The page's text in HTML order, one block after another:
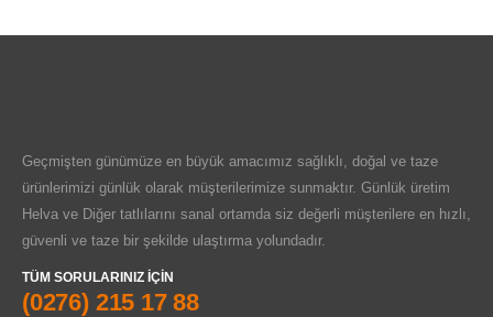
Geçmişten günümüze en büyük amacımız sağlıklı, doğal ve taze
ürünlerimizi günlük olarak müşterilerimize sunmaktır. Günlük üretim
Helva ve Diğer tatlılarını sanal ortamda siz değerli müşterilere en hızlı,
güvenli ve taze bir şekilde ulaştırma yolundadır.
TÜM SORULARINIZ IÇIN
(0276) 215 17 88